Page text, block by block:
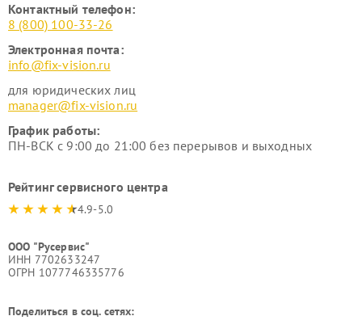
Контактный телефон:
8 (800) 100-33-26
Электронная почта:
info@fix-vision.ru
для юридических лиц
manager@fix-vision.ru
График работы:
ПН-ВСК с 9:00 до 21:00 без перерывов и выходных
Рейтинг сервисного центра
4.9-5.0
ООО "Русервис"
ИНН 7702633247
ОГРН 1077746335776
Поделиться в соц. сетях: